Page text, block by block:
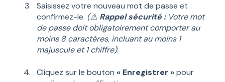
Saisissez votre nouveau mot de passe et
confirmez-le. (⚠️ Rappel sécurité :Votre mot
de passe doit obligatoirement comporter au
moins 8 caractères, incluant au moins 1
majuscule et 1 chiffre).
Cliquez sur le bouton « Enregistrer »pour